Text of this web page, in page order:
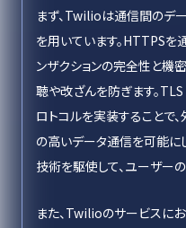
まず、Twilioは通信間のデ
を用いています。HTTPSを
ンザクションの完全性と機
聴や改ざんを防ぎます。
ロトコルを実装することで
の高いデータ通信を可能に
技術を駆使して、ユーザー
また、Twilioのサービスに